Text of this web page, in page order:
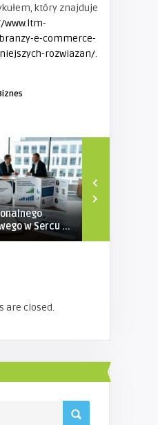
który znajduje
www.ltm-
e-commerce-
rozwiazan/.
w Sercu ...
are closed.